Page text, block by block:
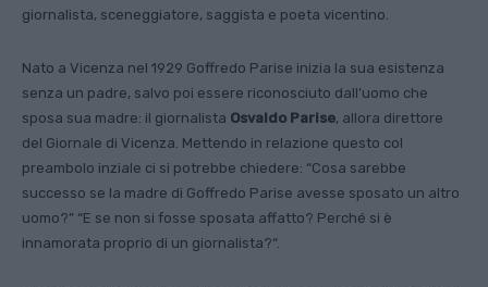
giornalista, sceneggiatore, saggista e poeta vicentino.
Nato a Vicenza nel 1929 Goffredo Parise inizia la sua esistenza
senza un padre, salvo poi essere riconosciuto dall’uomo che
sposa sua madre: il giornalista Osvaldo Parise, allora direttore
del Giornale di Vicenza. Mettendo in relazione questo col
preambolo inziale ci si potrebbe chiedere: “Cosa sarebbe
successo se la madre di Goffredo Parise avesse sposato un altro
uomo?” “E se non si fosse sposata affatto? Perché si è
innamorata proprio di un giornalista?“.